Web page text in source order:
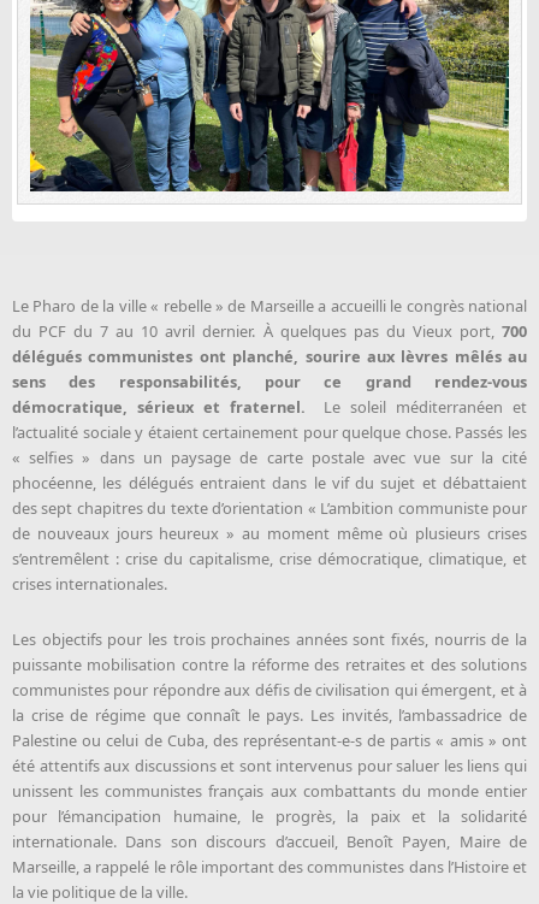
Le Pharo de la ville « rebelle » de Marseille a accueilli le congrès national
du PCF du 7 au 10 avril dernier. À quelques pas du Vieux port, 700
délégués communistes ont planché, sourire aux lèvres mêlés au
sens des responsabilités, pour ce grand rendez-vous
démocratique, sérieux et fraternel. Le soleil méditerranéen et
l’actualité sociale y étaient certainement pour quelque chose. Passés les
« selfies » dans un paysage de carte postale avec vue sur la cité
phocéenne, les délégués entraient dans le vif du sujet et débattaient
des sept chapitres du texte d’orientation « L’ambition communiste pour
de nouveaux jours heureux » au moment même où plusieurs crises
s’entremêlent : crise du capitalisme, crise démocratique, climatique, et
crises internationales.
Les objectifs pour les trois prochaines années sont fixés, nourris de la
puissante mobilisation contre la réforme des retraites et des solutions
communistes pour répondre aux défis de civilisation qui émergent, et à
la crise de régime que connaît le pays. Les invités, l’ambassadrice de
Palestine ou celui de Cuba, des représentant-e-s de partis « amis » ont
été attentifs aux discussions et sont intervenus pour saluer les liens qui
unissent les communistes français aux combattants du monde entier
pour l’émancipation humaine, le progrès, la paix et la solidarité
internationale. Dans son discours d’accueil, Benoît Payen, Maire de
Marseille, a rappelé le rôle important des communistes dans l’Histoire et
la vie politique de la ville.